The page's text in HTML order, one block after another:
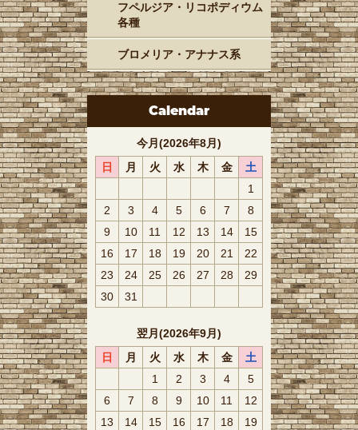
フペルジア・リコポディウム
各種
ブロメリア・アナナス系
Calendar
今月(2026年8月)
日
月 火 水 木 金
土
1
2
3 4 5 6 7
8
9
10 11 12 13 14
15
16
17 18 19 20 21
22
23
24 25 26 27 28
29
30
31
翌月(2026年9月)
日
月 火 水 木 金
土
1
2 3 4
5
6
7 8 9 10 11
12
13
14 15 16 17 18 19